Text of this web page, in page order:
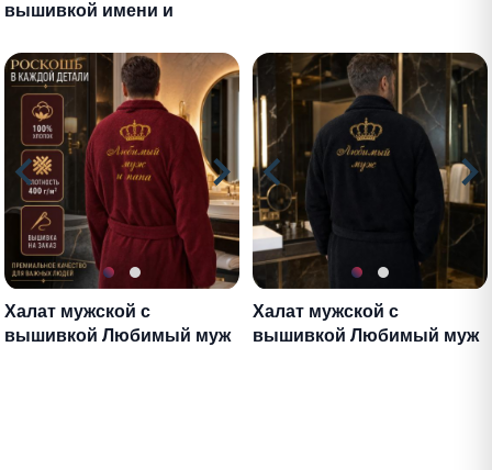
вышивкой имени и
Халат мужской с
вышивкой Любимый муж
Халат мужской с
вышивкой Любимый муж